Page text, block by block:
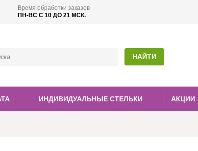
Время обработки заказов
ПН-ВС С 10 ДО 21 МСК.
ИНДИВИДУАЛЬНЫЕ СТЕЛЬКИ АКЦИИ